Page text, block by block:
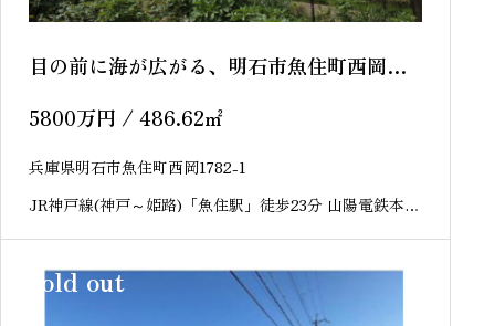
目の前に海が広がる、明石市魚住町西岡
5800万円 / 486.62㎡
兵庫県明石市魚住町西岡1782-1
JR神戸線(神戸～姫路)「魚住駅」徒歩23分 山陽電鉄本線
sold out